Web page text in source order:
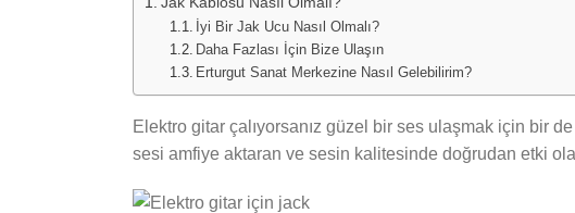
İyi Bir Jak Ucu Nasıl Olmalı?
Daha Fazlası İçin Bize Ulaşın
Erturgut Sanat Merkezine Nasıl Gelebilirim?
Elektro gitar çalıyorsanız güzel bir ses ulaşmak için bir
sesi amfiye aktaran ve sesin kalitesinde doğrudan etki